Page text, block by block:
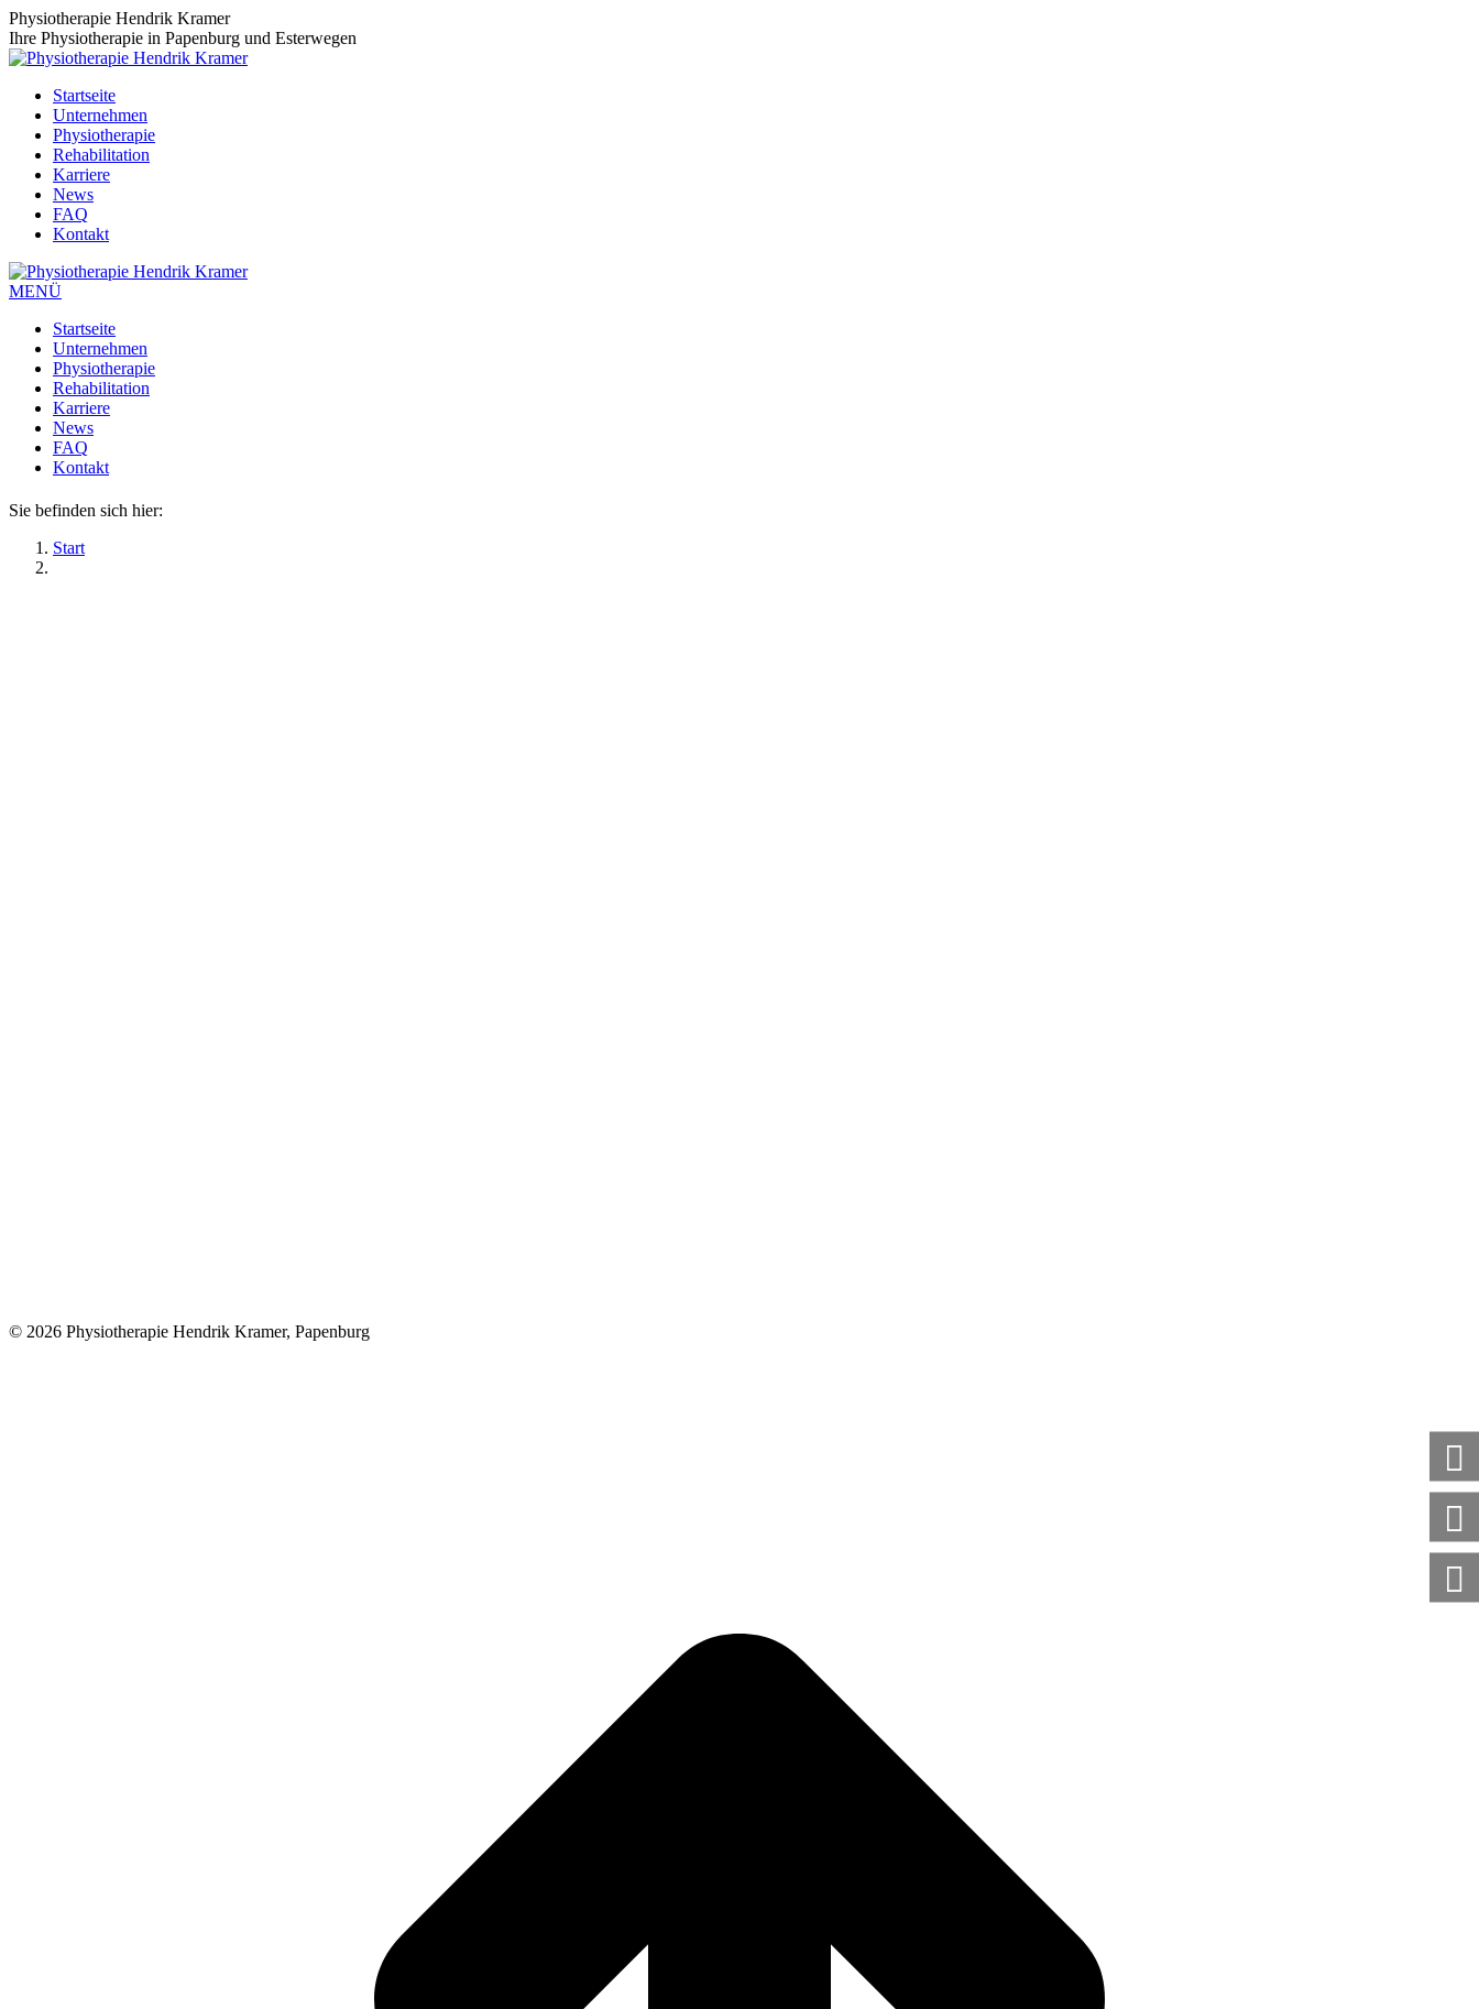
Zum
Inhalt
springen
Physiotherapie Hendrik Kramer
Ihre Physiotherapie in Papenburg und Esterwegen
Startseite
Unternehmen
Physiotherapie
Rehabilitation
Karriere
News
FAQ
Kontakt
MENÜ
Startseite
Unternehmen
Physiotherapie
Rehabilitation
Karriere
News
FAQ
Kontakt
Sie befinden sich hier:
Start
© 2026 Physiotherapie Hendrik Kramer, Papenburg